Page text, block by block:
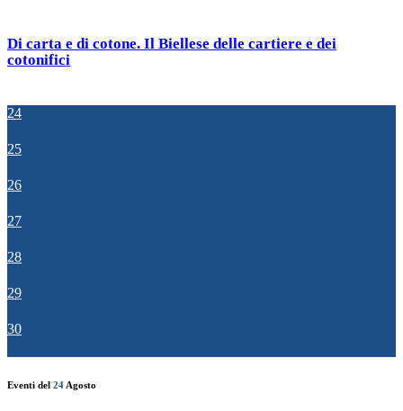
Di carta e di cotone. Il Biellese delle cartiere e dei
cotonifici
24
25
26
27
28
29
30
Eventi del 24 Agosto